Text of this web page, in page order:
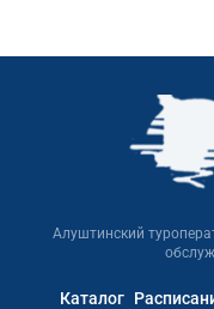
Алуштинский
Каталог